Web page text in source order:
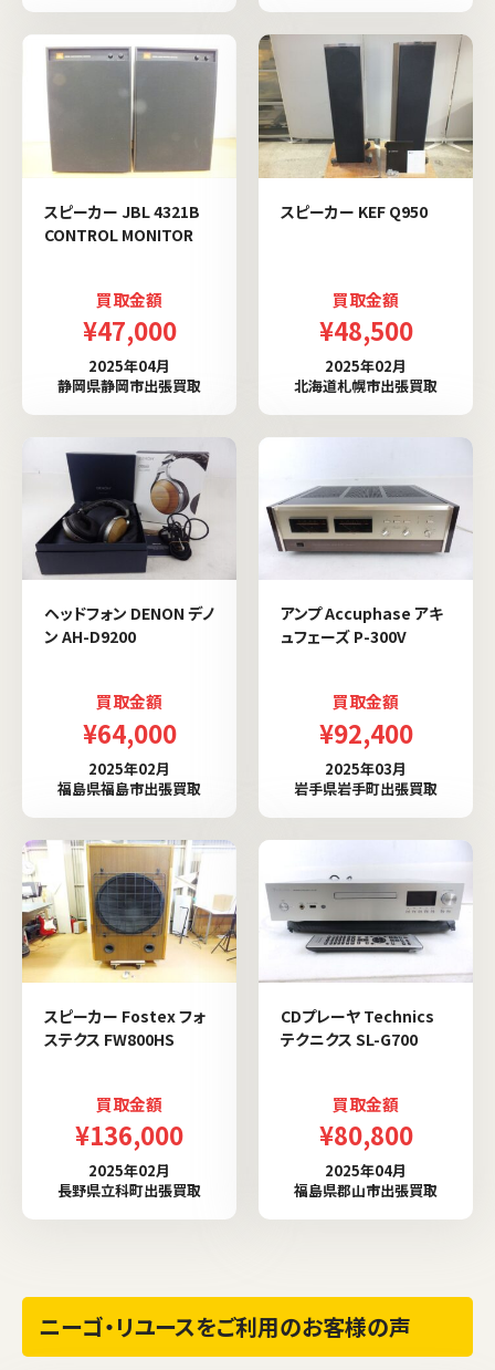
スピーカー JBL 4321B
CONTROL MONITOR
買取金額
¥47,000
2025年04月
静岡県静岡市出張買取
スピーカー KEF Q950
買取金額
¥48,500
2025年02月
北海道札幌市出張買取
ヘッドフォン DENON デノ
ン AH-D9200
買取金額
¥64,000
2025年02月
福島県福島市出張買取
アンプ Accuphase アキ
ュフェーズ P-300V
買取金額
¥92,400
2025年03月
岩手県岩手町出張買取
スピーカー Fostex フォ
ステクス FW800HS
買取金額
¥136,000
2025年02月
長野県立科町出張買取
CDプレーヤ Technics
テクニクス SL-G700
買取金額
¥80,800
2025年04月
福島県郡山市出張買取
ニーゴ・リユースをご利用のお客様の声